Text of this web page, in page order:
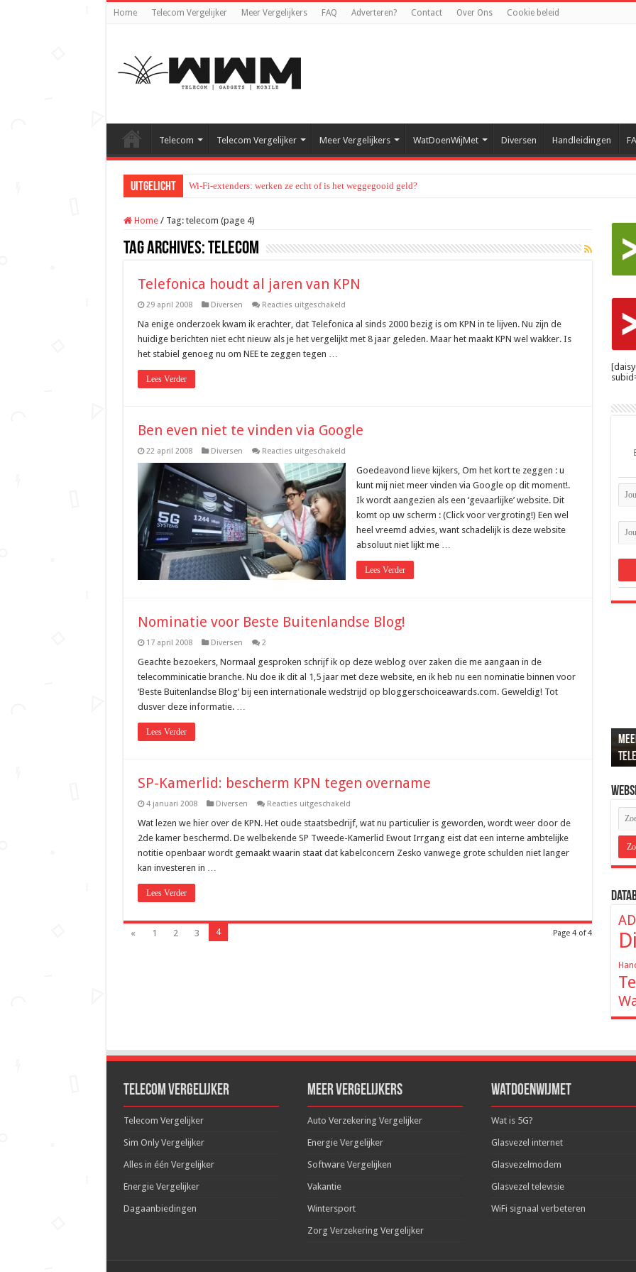
Home Telecom Vergelijker Meer Vergelijkers FAQ Adverteren? Contact Over Ons Cookie beleid
Telecom Telecom Vergelijker Meer Vergelijkers WatDoenWijMet Diversen Handleidingen
Uitgelicht Wi-Fi-extenders: werken ze echt of is het weggegooid geld?
Home / Tag: telecom (page 4)
Tag Archives:telecom
Telefonica houdt al jaren van KPN
29 april 2008 Diversen Reacties uitgeschakeldvoor
houdt
jaren
Na enige onderzoek kwam ik erachter, dat Telefonica al sinds 2000 bezig is om KPN in te lijven. Nu zijn de
huidige berichten niet echt nieuw als je het vergelijkt met 8 jaar geleden. Maar het maakt KPN wel wakker. Is
het stabiel genoeg nu om NEE te zeggen tegen …
Lees Verder
Ben even niet te vinden via Google
22 april 2008 Diversen Reacties uitgeschakeldvoor
even
vinden
Google
Goedeavond lieve kijkers, Om het kort te zeggen : u
kunt mij niet meer vinden via Google op dit moment!.
Ik wordt aangezien als een ‘gevaarlijke’ website. Dit
komt op uw scherm : (Click voor vergroting!) Een wel
heel vreemd advies, want schadelijk is deze website
absoluut niet lijkt me …
Lees Verder
Nominatie voor Beste Buitenlandse Blog!
17 april 2008 Diversen 2
Geachte bezoekers, Normaal gesproken schrijf ik op deze weblog over zaken die me aangaan in de
telecomminicatie branche. Nu doe ik dit al 1,5 jaar met deze website, en ik heb nu een nominatie binnen voor
‘Beste Buitenlandse Blog‘ bij een internationale wedstrijd op bloggerschoiceawards.com. Geweldig! Tot
dusver deze informatie. …
Lees Verder
SP-Kamerlid: bescherm KPN tegen overname
4 januari 2008 Diversen Reacties uitgeschakeldvoor
Kamerlid:
bescherm
KPN
tegen
overname
Wat lezen we hier over de KPN. Het oude staatsbedrijf, wat nu particulier is geworden, wordt weer door de
2de kamer beschermd. De welbekende SP Tweede-Kamerlid Ewout Irrgang eist dat een interne ambtelijke
notitie openbaar wordt gemaakt waarin staat dat kabelconcern Zesko vanwege grote schulden niet langer
kan investeren in …
Lees Verder
Page 4 of 4
« 1 2 3 4
de
De
Telecom Vergelijker
Telecom Vergelijker
Sim Only Vergelijker
Alles in één Vergelijker
Energie Vergelijker
Dagaanbiedingen
Meer Vergelijkers
Auto Verzekering Vergelijker
Energie Vergelijker
Software Vergelijken
Vakantie
Wintersport
Zorg Verzekering Vergelijker
WatDoenWijMet
Wat is 5G?
Glasvezel internet
Glasvezelmodem
Glasvezel televisie
WiFi signaal verbeteren